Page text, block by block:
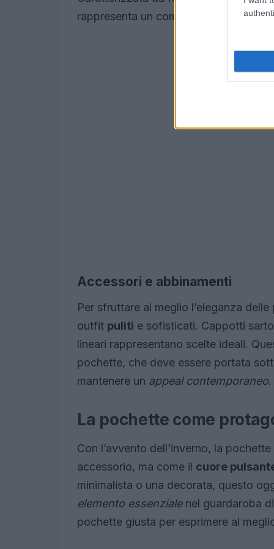
rappresenta un complemento ideale
Accessori e abbinamenti
Per sfruttare al meglio l’eleganza
outfit puliti e sofisticati. Cappotti
lineari rappresentano scelte ideali.
pochette, che deve essere portata
mantenere un appeal contemporaneo.
La pochette come
Con l’avvento dell’inverno, la
accessorio, ma come il cuore
minimalista o una decorata, questo
elemento essenzialenel guardaroba
pochette giusta per esprimere al